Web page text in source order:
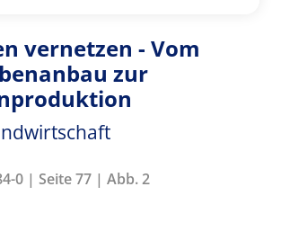
vernetzen - Vom
zur
0 | Seite 77 | Abb. 2